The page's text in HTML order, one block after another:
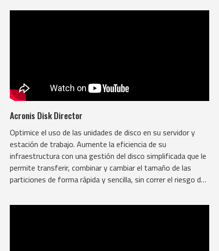
Acronis Disk Director
Optimice el uso de las unidades de disco en su servidor y
estación de trabajo. Aumente la eficiencia de su
infraestructura con una gestión del disco simplificada que le
permite transferir, combinar y cambiar el tamaño de las
particiones de forma rápida y sencilla, sin correr el riesgo de